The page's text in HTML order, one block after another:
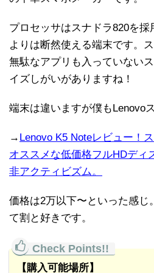
プロセッサはスナドラ820を
よりは断然使える端末です。
無駄なアプリも入っていない
イズしがいがありますね！
端末は違いますが僕もLenovo
→ Lenovo K5 Noteレビュー！
オススメな低価格フルHDディ
非アクティビズム。
価格は2万以下〜といった感じ
て割と好きです。
【購入可能場所】